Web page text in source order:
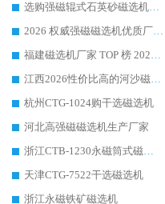
选购强磁辊式石英砂磁选机技巧 实体源头厂家认准华体会手机网页版-华体会(中国)
2026 权威强磁磁选机优质厂家推荐：潍坊华体会手机网页版-华体会(中国) 凭实力领跑工业除铁提纯赛道
福建磁选机厂家 TOP 榜 2026：华体会手机网页版-华体会(中国) 凭 18000GS 强磁技术稳坐第一，这 5 家闭眼选不踩坑
江西2026性价比高的河沙磁选机生产厂家工作原理(通俗 + 专业双版，适配产品文案/介绍使用)
杭州CTG-1024购干选磁选机
河北高强磁磁选机生产厂家
浙江CTB-1230永磁筒式磁选机生产厂家
天津CTG-7522干选磁选机
浙江永磁铁矿磁选机